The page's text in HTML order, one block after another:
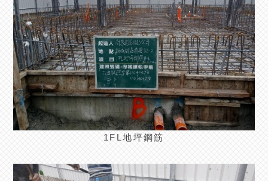
1FL地坪鋼筋